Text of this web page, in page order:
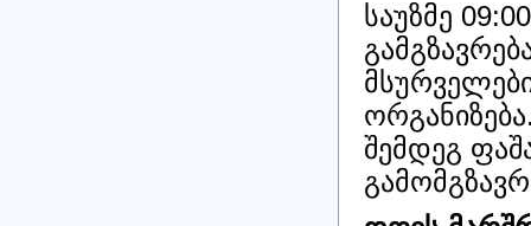
საუზმე
შემდეგ